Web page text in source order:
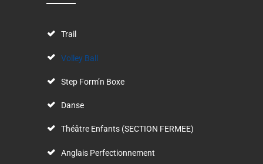
Trail
Volley Ball
Step Form’n Boxe
Danse
Théâtre Enfants (SECTION FERMEE)
Anglais Perfectionnement